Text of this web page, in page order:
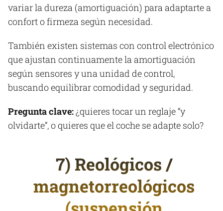
variar la dureza (amortiguación) para adaptarte a
confort o firmeza según necesidad.
También existen sistemas con control electrónico
que ajustan continuamente la amortiguación
según sensores y una unidad de control,
buscando equilibrar comodidad y seguridad.
Pregunta clave:¿quieres tocar un reglaje “y
olvidarte”, o quieres que el coche se adapte solo?
7) Reológicos /
magnetorreológicos